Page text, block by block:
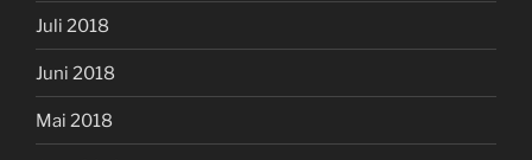
Juli 2018
Juni 2018
Mai 2018